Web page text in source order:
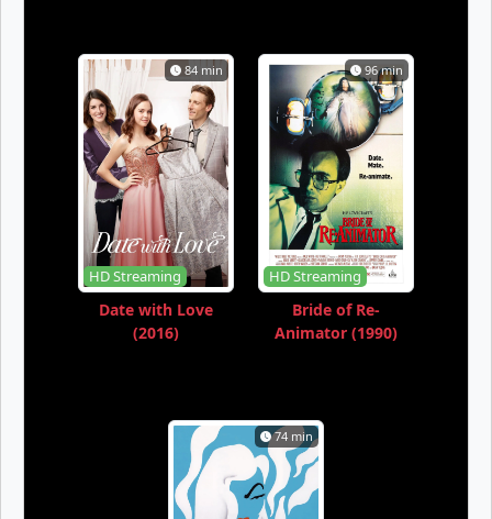
84 min
HD Streaming
Date with Love
(2016)
96 min
HD Streaming
Bride of Re-
Animator (1990)
74 min